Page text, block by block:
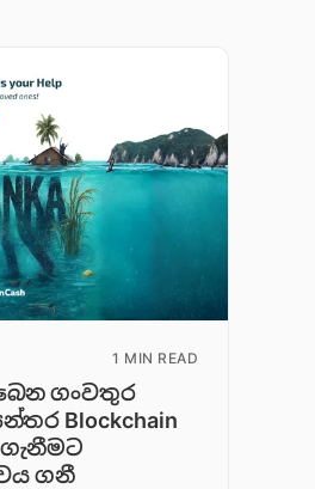
1 MIN READ
ගංවතුර
Blockchain
ග​නී